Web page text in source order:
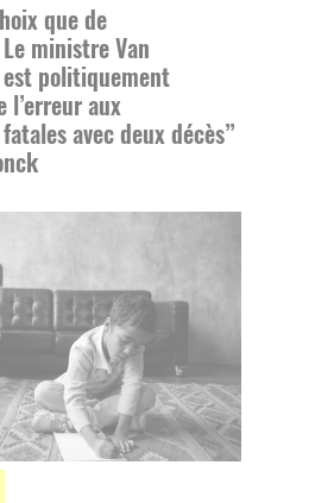
que de
ministre Van
politiquement
l’erreur aux
avec deux décès”